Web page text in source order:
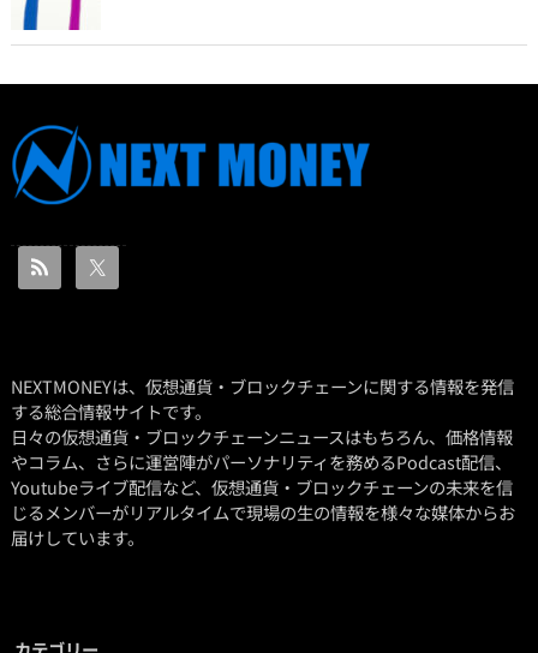
NEXTMONEYは、仮想通貨・ブロックチェーンに関する情報を発信
する総合情報サイトです。
日々の仮想通貨・ブロックチェーンニュースはもちろん、価格情報
やコラム、さらに運営陣がパーソナリティを務めるPodcast配信、
Youtubeライブ配信など、仮想通貨・ブロックチェーンの未来を信
じるメンバーがリアルタイムで現場の生の情報を様々な媒体からお
届けしています。